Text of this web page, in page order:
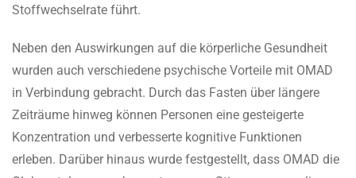
Stoffwechselrate führt.
Neben den Auswirkungen auf die körperliche Gesundheit
wurden auch verschiedene psychische Vorteile mit OMAD
in Verbindung gebracht. Durch das Fasten über längere
Zeiträume hinweg können Personen eine gesteigerte
Konzentration und verbesserte kognitive Funktionen
erleben. Darüber hinaus wurde festgestellt, dass OMAD die